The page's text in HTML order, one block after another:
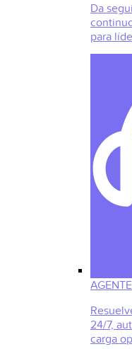
Da
para
24/7,
carga